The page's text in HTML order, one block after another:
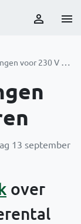
230 V motoren
13 september
over